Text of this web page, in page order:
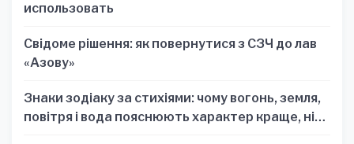
использовать
Свідоме рішення: як повернутися з СЗЧ до лав
«Азову»
Знаки зодіаку за стихіями: чому вогонь, земля,
повітря і вода пояснюють характер краще, ніж